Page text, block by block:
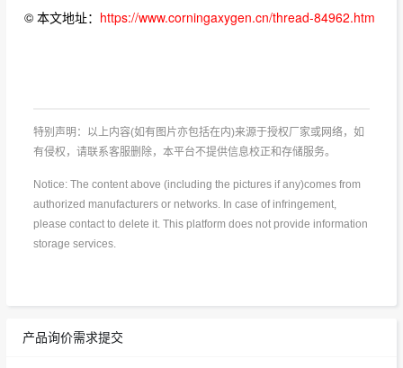
© 本文地址： https://www.corningaxygen.cn/thread-84962.htm
特别声明：以上内容(如有图片亦包括在内)来源于授权厂家或网络，如
有侵权，请联系客服删除，本平台不提供信息校正和存储服务。
Notice: The content above (including the pictures if any)comes from
authorized manufacturers or networks. In case of infringement,
please contact to delete it. This platform does not provide information
storage services.
产品询价需求提交